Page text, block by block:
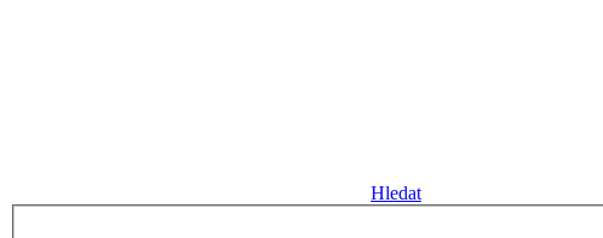
Hledat